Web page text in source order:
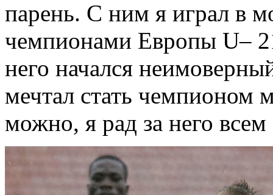
парень. С ним я играл в
чемпионами Европы U–
него начался
мечтал стать чемпионом
можно, я рад за него